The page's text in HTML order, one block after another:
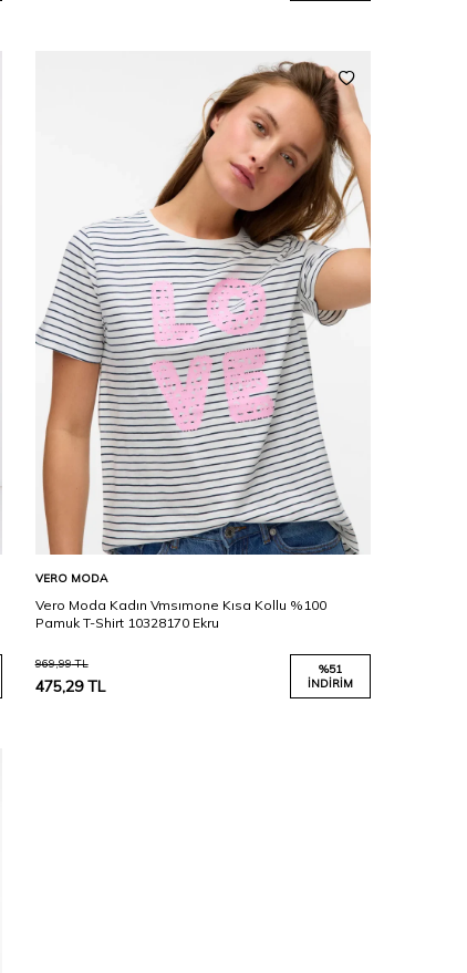
Sepete Ekle
VERO MODA
Vero Moda Kadın Vmsımone Kısa Kollu %100
Pamuk T-Shirt 10328170 Ekru
969,99TL
475,29TL
%51
İNDIRIM